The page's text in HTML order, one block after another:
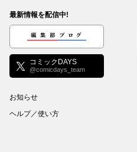
最新情報を配信中!
編集部ブログ
コミックDAYS
@comicdays_team
お知らせ
ヘルプ／使い方